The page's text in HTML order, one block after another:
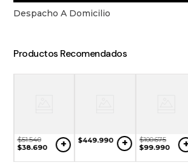
Despacho A Domicilio
Productos Recomendados
$51.540
$38.690 + $449.990 + $100.675
$99.990 +